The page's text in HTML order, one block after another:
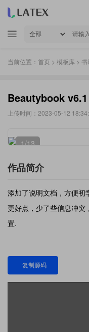
当前位置： 首页 > 模板库 > 书
Beautybook v6.1
上传时间：2023-05-12
1/13
作品简介
添加了说明文档，方便初
更好点，少了些信息冲
置.
复制源码